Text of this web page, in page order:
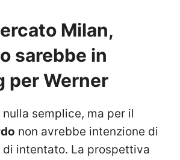
Milan,
sarebbe in
per Werner
semplice, ma per il
non avrebbe intenzione di
di intentato. La prospettiva